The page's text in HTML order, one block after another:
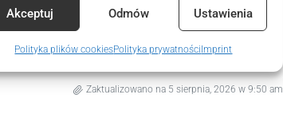
Rozwój i ulepszanie usług, Wykorzystywanie
danych do wyboru treści.
Zawsze aktywne
Akceptuj Odmów Ustawienia
Polityka plików cookiesPolityka prywatności Imprint
Zaktualizowano na 5 sierpnia, 2026 w 9:50 am